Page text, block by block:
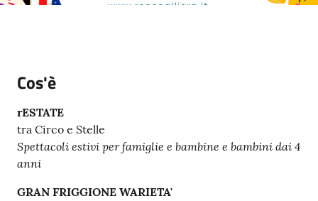
Cos'è
rESTATE
tra Circo e Stelle
Spettacoli estivi per famiglie e bambine e bambini dai 4
anni
GRAN FRIGGIONE WARIETA'